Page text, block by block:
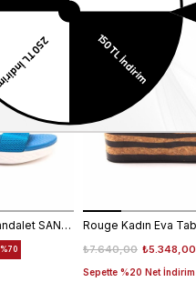
Kemal Tanca Kadın Sandalet SANDALET
%70 ₺5.348,00
₺7.640,00
Sepette %20 Net İndirim
KODUYLA
%5
EKSTRA